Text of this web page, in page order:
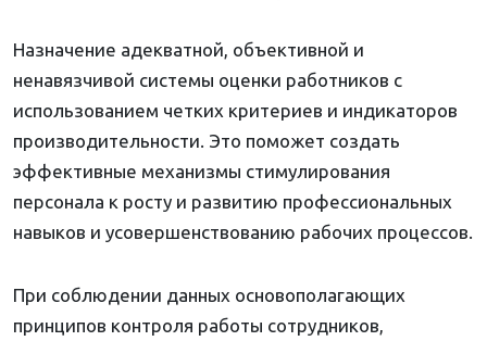
Назначение адекватной, объективной и
ненавязчивой системы оценки работников с
использованием четких критериев и индикаторов
производительности. Это поможет создать
эффективные механизмы стимулирования
персонала к росту и развитию профессиональных
навыков и усовершенствованию рабочих процессов.
При соблюдении данных основополагающих
принципов контроля работы сотрудников,